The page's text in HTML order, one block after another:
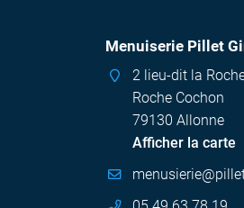
Menuiserie Pillet
2 lieu-dit la
Roche Cochon
79130 Allonne
Afficher la carte